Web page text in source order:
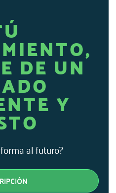
DE UN
Y
al futuro?